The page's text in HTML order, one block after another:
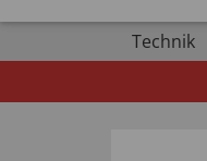
Technik